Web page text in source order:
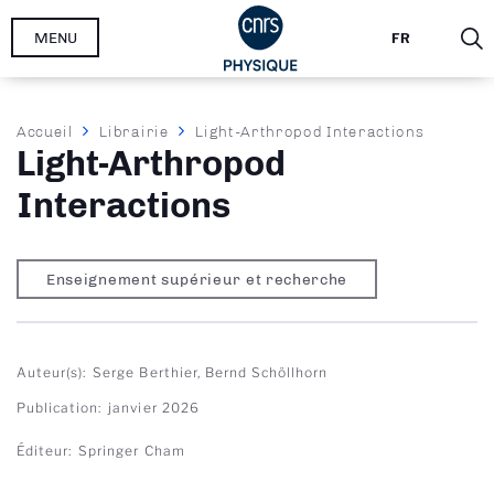
Aller
FR
MENU
Fil
d'Ariane
Accueil Librairie Light-Arthropod Interactions
Light-Arthropod
Interactions
Enseignement supérieur et recherche
Auteur(s) Serge Berthier, Bernd Schöllhorn
Publication janvier 2026
Éditeur Springer Cham